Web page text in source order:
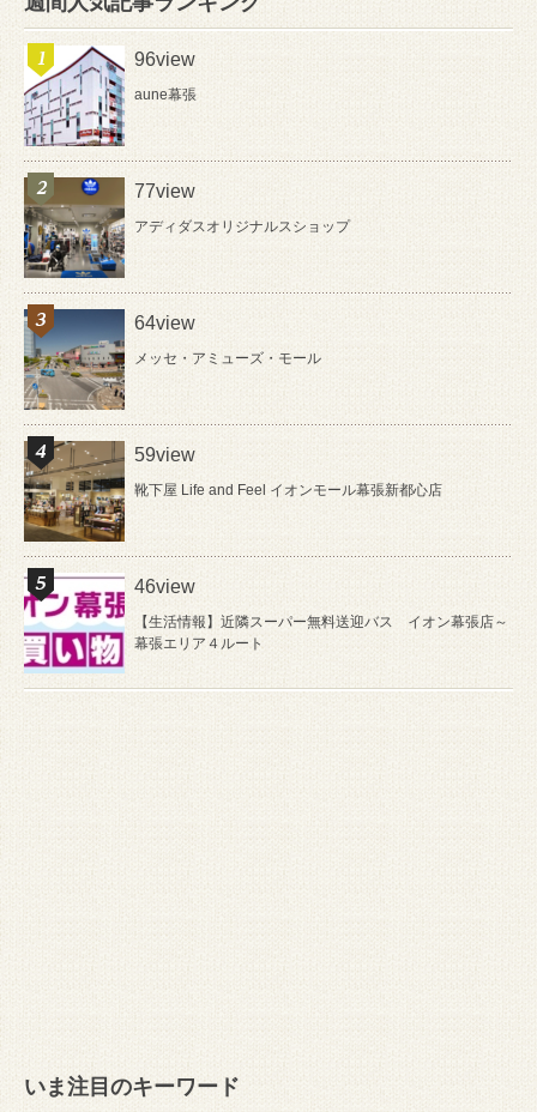
96view
aune幕張
77view
アディダスオリジナルスショップ
64view
メッセ・アミューズ・モール
59view
靴下屋 Life and Feel イオンモール幕張新都心店
46view
【生活情報】近隣スーパー無料送迎バス イオン幕張店～
幕張エリア４ルート
いま注目のキーワード